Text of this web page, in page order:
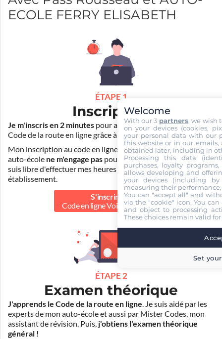
ECOLE FERRY ELISABETH
ÉTAPE 1
Inscription
Je m'inscris en 2 minutes pour accéder à ma formation au
Code de la route en ligne grâce à
Pass Rousseau Voiture.
Mon inscription au code en ligne voiture auprès de mon
auto-école ne m'engage pas pour la suite de ma formation. Je
suis libre d'effectuer mes heures de conduite dans un autre
établissement.
S'inscrire au
Code en ligne Voiture 39.90 €
ÉTAPE 2
Examen théorique
J'apprends le Code de la route en ligne. Je suis aidé par les
experts de mon auto-école et aussi par Mister Codes, mon
assistant de révision. Puis, j'obtiens l'examen théorique
général !
Welcome
With our 3 partners, we wish
on your devices (cookies,
your personal data with our
this website or in our emails,
obtained later, including in
Processing this data
purchases, loyalty
allows developing and
your devices (including
measuring their
You can "accept all" and
via the "cookie" icon. You
and object to processing
These choices remain valid
Set